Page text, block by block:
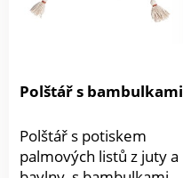
Polštář s bambulkami
Polštář s potiskem
palmových listů z juty a